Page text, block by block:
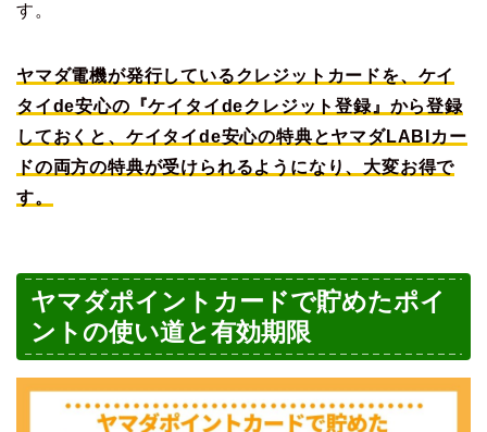
す。
ヤマダ電機が発行しているクレジットカードを、ケイ
タイde安心の『ケイタイdeクレジット登録』から登録
しておくと、ケイタイde安心の特典とヤマダLABIカー
ドの両方の特典が受けられるようになり、大変お得で
す。
ヤマダポイントカードで貯めたポイ
ントの使い道と有効期限